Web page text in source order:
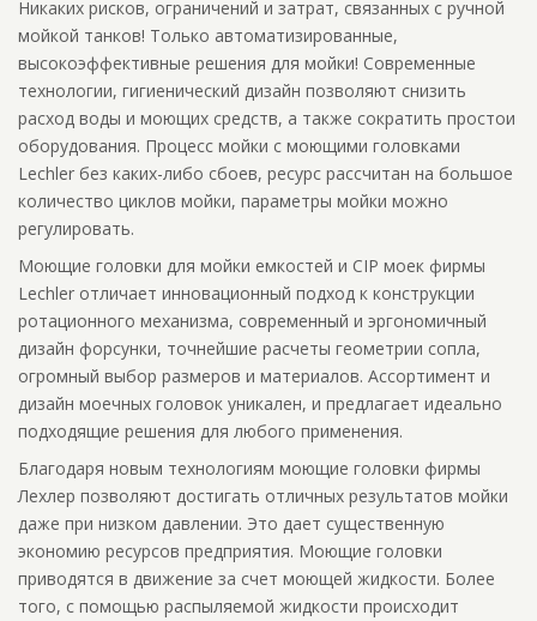
Никаких рисков, ограничений и затрат, связанных с ручной
мойкой танков! Только автоматизированные,
высокоэффективные решения для мойки! Современные
технологии, гигиенический дизайн позволяют снизить
расход воды и моющих средств, а также сократить простои
оборудования. Процесс мойки с моющими головками
Lechler без каких-либо сбоев, ресурс рассчитан на большое
количество циклов мойки, параметры мойки можно
регулировать.
Моющие головки для мойки емкостей и CIP моек фирмы
Lechler отличает инновационный подход к конструкции
ротационного механизма, современный и эргономичный
дизайн форсунки, точнейшие расчеты геометрии сопла,
огромный выбор размеров и материалов. Ассортимент и
дизайн моечных головок уникален, и предлагает идеально
подходящие решения для любого применения.
Благодаря новым технологиям моющие головки фирмы
Лехлер позволяют достигать отличных результатов мойки
даже при низком давлении. Это дает существенную
экономию ресурсов предприятия. Моющие головки
приводятся в движение за счет моющей жидкости. Более
того, с помощью распыляемой жидкости происходит